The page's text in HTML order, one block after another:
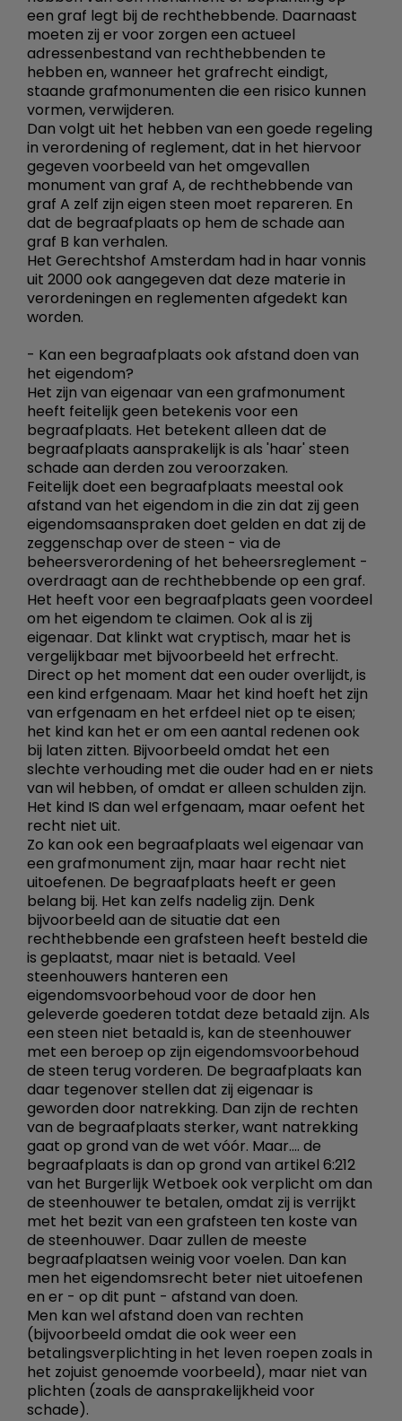
een graf legt bij de rechthebbende. Daarnaast
moeten zij er voor zorgen een actueel
adressenbestand van rechthebbenden te
hebben en, wanneer het grafrecht eindigt,
staande grafmonumenten die een risico kunnen
vormen, verwijderen.
Dan volgt uit het hebben van een goede regeling
in verordening of reglement, dat in het hiervoor
gegeven voorbeeld van het omgevallen
monument van graf A, de rechthebbende van
graf A zelf zijn eigen steen moet repareren. En
dat de begraafplaats op hem de schade aan
graf B kan verhalen.
Het Gerechtshof Amsterdam had in haar vonnis
uit 2000 ook aangegeven dat deze materie in
verordeningen en reglementen afgedekt kan
worden.
- Kan een begraafplaats ook afstand doen van
het eigendom?
Het zijn van eigenaar van een grafmonument
heeft feitelijk geen betekenis voor een
begraafplaats. Het betekent alleen dat de
begraafplaats aansprakelijk is als 'haar' steen
schade aan derden zou veroorzaken.
Feitelijk doet een begraafplaats meestal ook
afstand van het eigendom in die zin dat zij geen
eigendomsaanspraken doet gelden en dat zij de
zeggenschap over de steen - via de
beheersverordening of het beheersreglement -
overdraagt aan de rechthebbende op een graf.
Het heeft voor een begraafplaats geen voordeel
om het eigendom te claimen. Ook al is zij
eigenaar. Dat klinkt wat cryptisch, maar het is
vergelijkbaar met bijvoorbeeld het erfrecht.
Direct op het moment dat een ouder overlijdt, is
een kind erfgenaam. Maar het kind hoeft het zijn
van erfgenaam en het erfdeel niet op te eisen;
het kind kan het er om een aantal redenen ook
bij laten zitten. Bijvoorbeeld omdat het een
slechte verhouding met die ouder had en er niets
van wil hebben, of omdat er alleen schulden zijn.
Het kind IS dan wel erfgenaam, maar oefent het
recht niet uit.
Zo kan ook een begraafplaats wel eigenaar van
een grafmonument zijn, maar haar recht niet
uitoefenen. De begraafplaats heeft er geen
belang bij. Het kan zelfs nadelig zijn. Denk
bijvoorbeeld aan de situatie dat een
rechthebbende een grafsteen heeft besteld die
is geplaatst, maar niet is betaald. Veel
steenhouwers hanteren een
eigendomsvoorbehoud voor de door hen
geleverde goederen totdat deze betaald zijn. Als
een steen niet betaald is, kan de steenhouwer
met een beroep op zijn eigendomsvoorbehoud
de steen terug vorderen. De begraafplaats kan
daar tegenover stellen dat zij eigenaar is
geworden door natrekking. Dan zijn de rechten
van de begraafplaats sterker, want natrekking
gaat op grond van de wet vóór. Maar.... de
begraafplaats is dan op grond van artikel 6:212
van het Burgerlijk Wetboek ook verplicht om dan
de steenhouwer te betalen, omdat zij is verrijkt
met het bezit van een grafsteen ten koste van
de steenhouwer. Daar zullen de meeste
begraafplaatsen weinig voor voelen. Dan kan
men het eigendomsrecht beter niet uitoefenen
en er - op dit punt - afstand van doen.
Men kan wel afstand doen van rechten
(bijvoorbeeld omdat die ook weer een
betalingsverplichting in het leven roepen zoals in
het zojuist genoemde voorbeeld), maar niet van
plichten (zoals de aansprakelijkheid voor
schade).